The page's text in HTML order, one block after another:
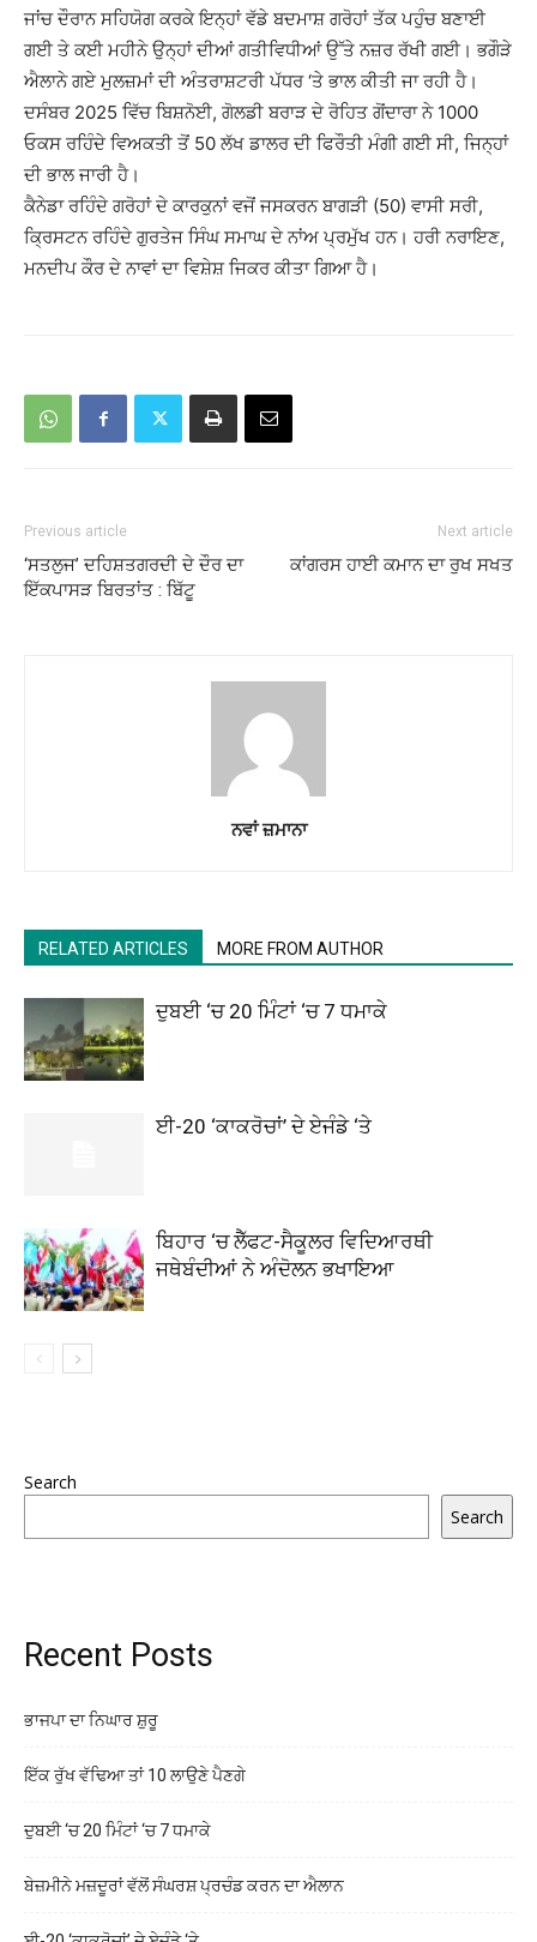
ਜਾਂਚ ਦੌਰਾਨ ਸਹਿਯੋਗ ਕਰਕੇ ਇਨ੍ਹਾਂ ਵੱਡੇ ਬਦਮਾਸ਼ ਗਰੋਹਾਂ ਤੱਕ ਪਹੁੰਚ ਬਣਾਈ
ਗਈ ਤੇ ਕਈ ਮਹੀਨੇ ਉਨ੍ਹਾਂ ਦੀਆਂ ਗਤੀਵਿਧੀਆਂ ਉੱਤੇ ਨਜ਼ਰ ਰੱਖੀ ਗਈ। ਭਗੌੜੇ
ਐਲਾਨੇ ਗਏ ਮੁਲਜ਼ਮਾਂ ਦੀ ਅੰਤਰਾਸ਼ਟਰੀ ਪੱਧਰ ‘ਤੇ ਭਾਲ ਕੀਤੀ ਜਾ ਰਹੀ ਹੈ।
ਦਸੰਬਰ 2025 ਵਿੱਚ ਬਿਸ਼ਨੋਈ, ਗੋਲਡੀ ਬਰਾੜ ਦੇ ਰੋਹਿਤ ਗੋਂਦਾਰਾ ਨੇ 1000
ਓਕਸ ਰਹਿੰਦੇ ਵਿਅਕਤੀ ਤੋਂ 50 ਲੱਖ ਡਾਲਰ ਦੀ ਫਿਰੌਤੀ ਮੰਗੀ ਗਈ ਸੀ, ਜਿਨ੍ਹਾਂ
ਦੀ ਭਾਲ ਜਾਰੀ ਹੈ।
ਕੈਨੇਡਾ ਰਹਿੰਦੇ ਗਰੋਹਾਂ ਦੇ ਕਾਰਕੁਨਾਂ ਵਜੋਂ ਜਸਕਰਨ ਬਾਗੜੀ (50) ਵਾਸੀ ਸਰੀ,
ਕ੍ਰਿਸਟਨ ਰਹਿੰਦੇ ਗੁਰਤੇਜ ਸਿੰਘ ਸਮਾਘ ਦੇ ਨਾਂਅ ਪ੍ਰਮੁੱਖ ਹਨ। ਹਰੀ ਨਰਾਇਣ,
ਮਨਦੀਪ ਕੌਰ ਦੇ ਨਾਵਾਂ ਦਾ ਵਿਸ਼ੇਸ਼ ਜਿਕਰ ਕੀਤਾ ਗਿਆ ਹੈ।
Previous article
‘ਸਤਲੁਜ’ ਦਹਿਸ਼ਤਗਰਦੀ ਦੇ ਦੌਰ ਦਾ
ਇੱਕਪਾਸੜ ਬਿਰਤਾਂਤ : ਬਿੱਟੂ
Next article
ਕਾਂਗਰਸ ਹਾਈ ਕਮਾਨ ਦਾ ਰੁਖ ਸਖਤ
ਨਵਾਂ ਜ਼ਮਾਨਾ
RELATED ARTICLES MORE FROM AUTHOR
ਦੁਬਈ ‘ਚ 20 ਮਿੰਟਾਂ ‘ਚ 7 ਧਮਾਕੇ
ਈ-20 ‘ਕਾਕਰੋਚਾਂ’ ਦੇ ਏਜੰਡੇ ‘ਤੇ
ਬਿਹਾਰ ‘ਚ ਲੈੱਫਟ-ਸੈਕੂਲਰ ਵਿਦਿਆਰਥੀ
ਜਥੇਬੰਦੀਆਂ ਨੇ ਅੰਦੋਲਨ ਭਖਾਇਆ
Search
Search
Recent Posts
ਭਾਜਪਾ ਦਾ ਨਿਘਾਰ ਸ਼ੁਰੂ
ਇੱਕ ਰੁੱਖ ਵੱਢਿਆ ਤਾਂ 10 ਲਾਉਣੇ ਪੈਣਗੇ
ਦੁਬਈ ‘ਚ 20 ਮਿੰਟਾਂ ‘ਚ 7 ਧਮਾਕੇ
ਬੇਜ਼ਮੀਨੇ ਮਜ਼ਦੂਰਾਂ ਵੱਲੋਂ ਸੰਘਰਸ਼ ਪ੍ਰਚੰਡ ਕਰਨ ਦਾ ਐਲਾਨ